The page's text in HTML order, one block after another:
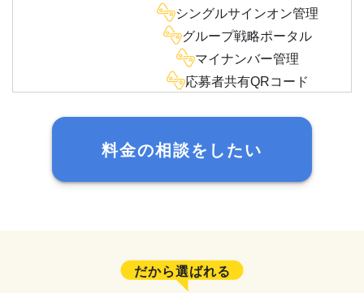
シングルサインオン管理
グループ戦略ポータル
マイナンバー管理
応募者共有QRコード
料金の相談をしたい
だから選ばれる